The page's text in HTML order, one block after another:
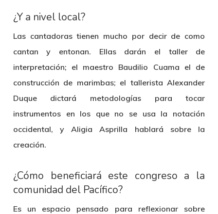
¿Y a nivel local?
Las cantadoras tienen mucho por decir de como
cantan y entonan. Ellas darán el taller de
interpretación; el maestro Baudilio Cuama el de
construcción de marimbas; el tallerista Alexander
Duque dictará metodologías para tocar
instrumentos en los que no se usa la notación
occidental, y Aligia Asprilla hablará sobre la
creación.
¿Cómo beneficiará este congreso a la
comunidad del Pacífico?
Es un espacio pensado para reflexionar sobre